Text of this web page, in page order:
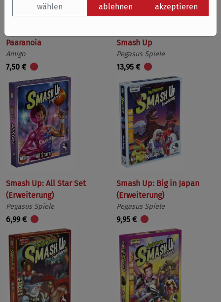
Paaranoia
Amigo
7,50 €
Smash Up
Pegasus Spiele
13,95 €
Smash Up: All Star Set
(Erweiterung)
Pegasus Spiele
6,99 €
Smash Up: Big in Japan
(Erweiterung)
Pegasus Spiele
9,95 €
wählen
ablehnen
akzeptieren